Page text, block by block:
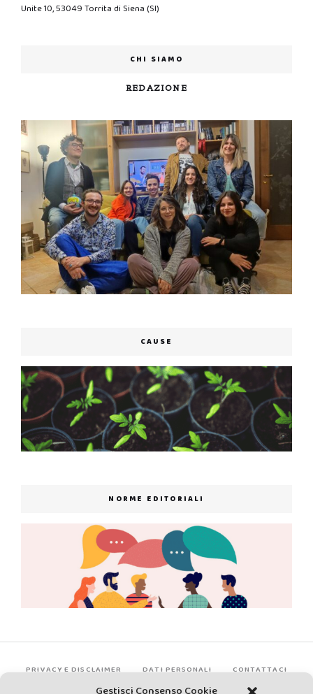
Unite 10, 53049 Torrita di Siena (SI)
CHI SIAMO
REDAZIONE
CAUSE
NORME EDITORIALI
PRIVACY E DISCLAIMER DATI PERSONALI CONTATTACI